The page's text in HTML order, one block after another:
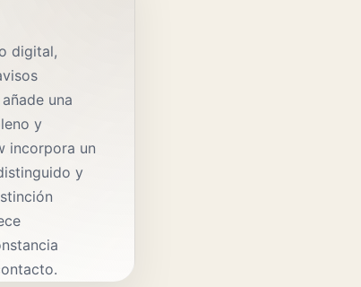
digital,
una
y
incorpora un
y